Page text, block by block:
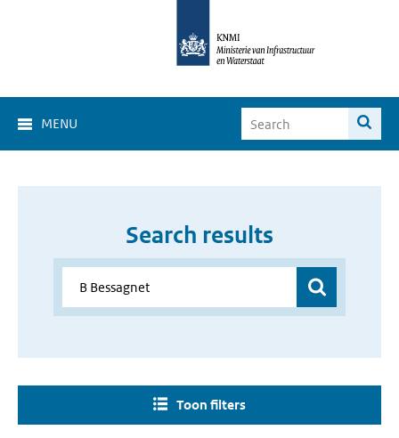
MENU
Search results
Toon filters